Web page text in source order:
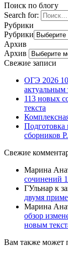
Поиск по блогу
Search for:
Рубрики
Рубрики
Архив
Архив
Свежие записи
ОГЭ 2026
актуальным
113 новых
текста
Подготовка
сборников
Свежие
Марина
сочинений
ГУльнар к
двумя
Марина
обзор
новым
Вам также может